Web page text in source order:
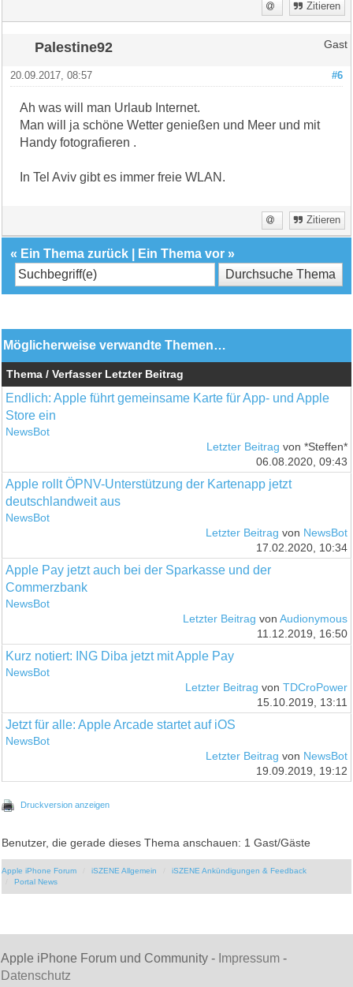
Zitieren
Palestine92 Gast
#6
20.09.2017, 08:57
Ah was will man Urlaub Internet.
Man will ja schöne Wetter genießen und Meer und mit
Handy fotografieren .
In Tel Aviv gibt es immer freie WLAN.
Zitieren
« Ein Thema zurück Ein Thema vor »
Möglicherweise verwandte Themen…
Thema / Verfasser Letzter Beitrag
Endlich: Apple führt gemeinsame Karte für App- und Apple
Store ein
NewsBot
Letzter Beitrag von *Steffen*
06.08.2020, 09:43
Apple rollt ÖPNV-Unterstützung der Kartenapp jetzt
deutschlandweit aus
NewsBot
Letzter Beitrag von NewsBot
17.02.2020, 10:34
Apple Pay jetzt auch bei der Sparkasse und der
Commerzbank
NewsBot
Letzter Beitrag von Audionymous
11.12.2019, 16:50
Kurz notiert: ING Diba jetzt mit Apple Pay
NewsBot
Letzter Beitrag von TDCroPower
15.10.2019, 13:11
Jetzt für alle: Apple Arcade startet auf iOS
NewsBot
Letzter Beitrag von NewsBot
19.09.2019, 19:12
Druckversion anzeigen
Benutzer, die gerade dieses Thema anschauen: 1 Gast/Gäste
Apple iPhone Forum iSZENE Allgemein
iSZENE Ankündigungen & Feedback
Portal News
Apple iPhone Forum und Community - Impressum -
Datenschutz